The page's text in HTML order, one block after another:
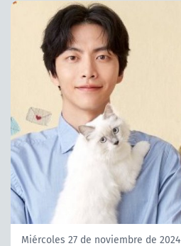
Miércoles 27 de noviembre de 2024